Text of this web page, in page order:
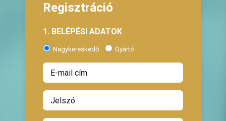
Regisztráció
1. BELÉPÉSI ADATOK
Nagykereskedő Gyártó